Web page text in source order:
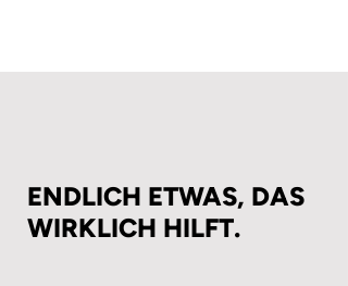
ENDLICH ETWAS, DAS
WIRKLICH HILFT.